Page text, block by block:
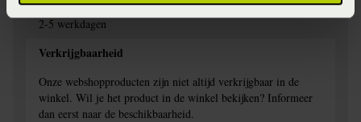
2-5 werkdagen
Verkrijgbaarheid
Onze webshopproducten zijn niet altijd verkrijgbaar in de
winkel. Wil je het product in de winkel bekijken? Informeer
dan eerst naar de beschikbaarheid.